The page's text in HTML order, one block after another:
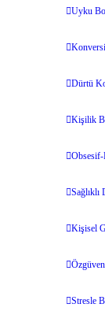
Uyku
Dürtü
Kişilik
Obsesif-
Sağlıklı
Kişisel
Stresle